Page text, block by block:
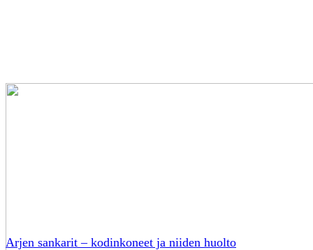
Arjen sankarit – kodinkoneet ja niiden huolto